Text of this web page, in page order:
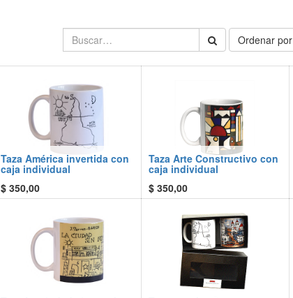
Ordenar por
Taza América invertida con
caja individual
$ 350,00
Taza Arte Constructivo con
caja individual
$ 350,00